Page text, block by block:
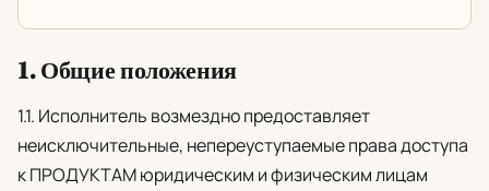
1. Общие положения
1.1. Исполнитель возмездно предоставляет
неисключительные, непереуступаемые права доступа
к ПРОДУКТАМ юридическим и физическим лицам